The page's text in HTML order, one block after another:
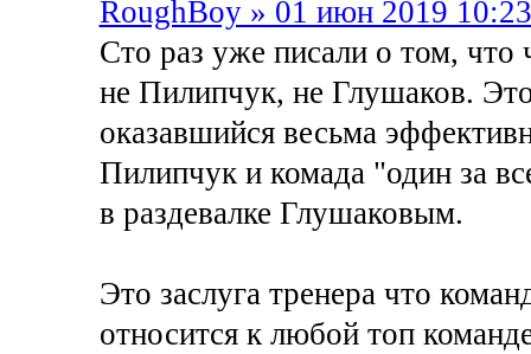
RoughBoy » 01 июн 2019 10:23
Сто раз уже писали о том, что
не Пилипчук, не Глушаков.
оказавшийся весьма
Пилипчук и комада "один за
в раздевалке Глушаковым.
Это заслуга тренера что
относится к любой топ